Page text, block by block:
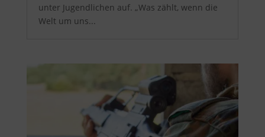
unter Jugendlichen auf. „Was zählt, wenn die
Welt um uns...